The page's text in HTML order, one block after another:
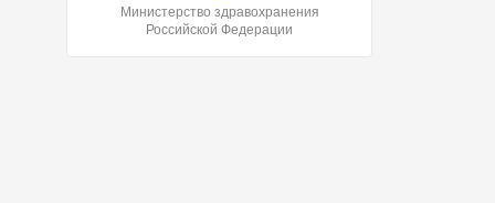
Министерство здравохранения
Российской Федерации